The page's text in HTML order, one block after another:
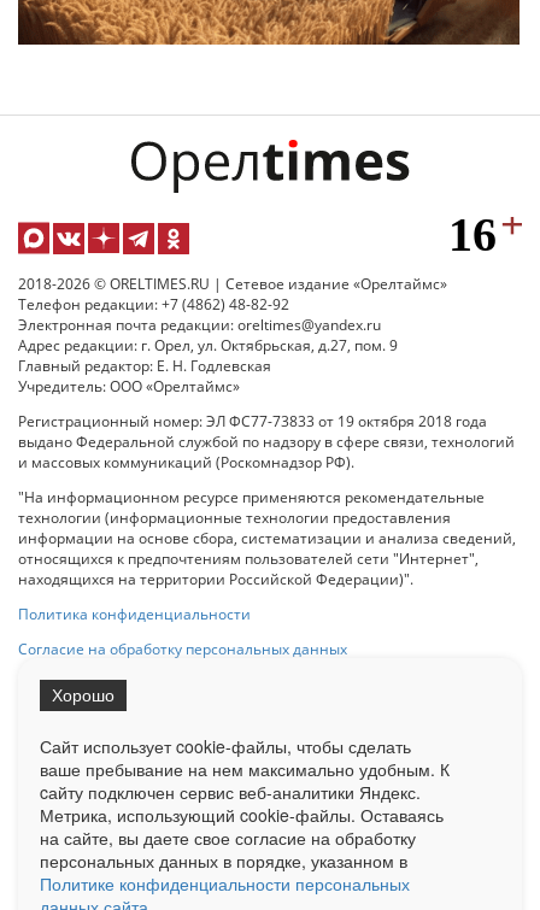
2018-2026 © ORELTIMES.RU | Сетевое издание «Орелтаймс»
Телефон редакции: +7 (4862) 48-82-92
Электронная почта редакции: oreltimes@yandex.ru
Адрес редакции: г. Орел, ул. Октябрьская, д.27, пом. 9
Главный редактор: Е. Н. Годлевская
Учредитель: ООО «Орелтаймс»
Регистрационный номер: ЭЛ ФС77-73833 от 19 октября 2018 года
выдано Федеральной службой по надзору в сфере связи, технологий
и массовых коммуникаций (Роскомнадзор РФ).
"На информационном ресурсе применяются рекомендательные
технологии (информационные технологии предоставления
информации на основе сбора, систематизации и анализа сведений,
относящихся к предпочтениям пользователей сети "Интернет",
находящихся на территории Российской Федерации)".
Политика конфиденциальности
Согласие на обработку персональных данных
на Сетевое издание «ОрелТаймс» обязательна.
Ограниченная статистика посещаемости доступна на сайте
Liveinternet.ru . Подробная статистика для рекламодателей по запросу
у менеджера.
Реклама Документы О нас Контакты
Сайт использует cookie-файлы, чтобы сделать
ваше пребывание на нем максимально удобным. К
cайту подключен сервис веб-аналитики Яндекс.
Метрика, использующий cookie-файлы. Оставаясь
на сайте, вы даете свое согласие на обработку
персональных данных в порядке, указанном в
Политике конфиденциальности персональных
Хорошо